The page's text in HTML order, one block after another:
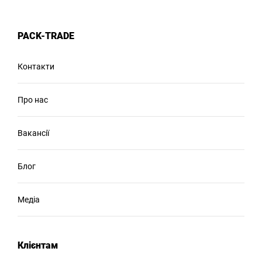
PACK-TRADE
Контакти
Про нас
Вакансії
Блог
Медіа
Клієнтам